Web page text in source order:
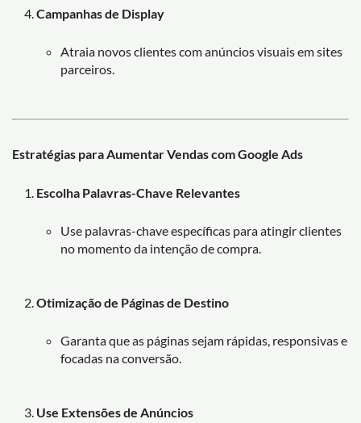
Campanhas de Display
Atraia novos clientes com anúncios visuais em sites
parceiros.
Estratégias para Aumentar Vendas com Google Ads
Escolha Palavras-Chave Relevantes
Use palavras-chave específicas para atingir clientes
no momento da intenção de compra.
Otimização de Páginas de Destino
Garanta que as páginas sejam rápidas, responsivas e
focadas na conversão.
Use Extensões de Anúncios